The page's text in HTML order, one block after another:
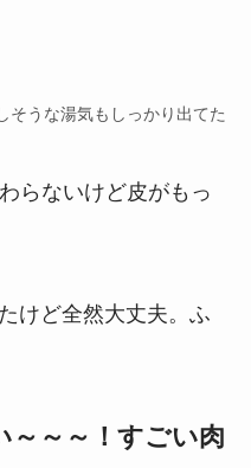
そうな湯気もしっかり出てた
らないけど皮がもっ
けど全然大丈夫。ふ
～～～！すごい肉